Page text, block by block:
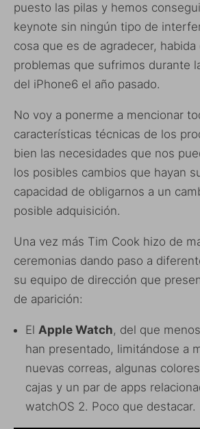
puesto las pilas y hemos
keynote sin ningún tipo de
cosa que es de agradecer,
problemas que sufrimos durante
del iPhone6 el año pasado.
No voy a ponerme a mencionar
características técnicas de los
bien las necesidades que nos
los posibles cambios que hayan
capacidad de obligarnos a un
posible adquisición.
Una vez más Tim Cook hizo de
ceremonias dando paso a
su equipo de dirección que
de aparición:
El Apple Watch, del que
han presentado, limitándose a
nuevas correas, algunas
cajas y un par de apps
watchOS 2. Poco que destacar.